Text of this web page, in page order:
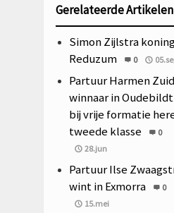
Gerelateerde Artikelen
Simon Zijlstra
Reduzum
0
Partuur Harmen
winnaar in
bij vrije formatie
tweede klasse
0
28.jun
Partuur Ilse
wint in Exmorra
0
15.mei